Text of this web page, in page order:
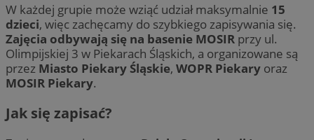
W każdej grupie może wziąć udział maksymalnie 15
dzieci, więc zachęcamy do szybkiego zapisywania się.
Zajęcia odbywają się na basenie MOSIR przy ul.
Olimpijskiej 3 w Piekarach Śląskich, a organizowane są
przez Miasto Piekary Śląskie, WOPR Piekary oraz
MOSIR Piekary.
Jak się zapisać?